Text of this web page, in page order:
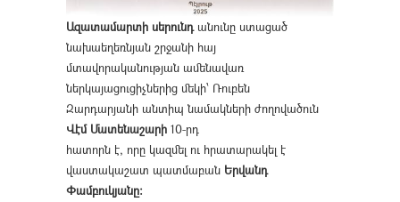
Ազատամարտի սերունդանունը ստացած
նախաեղեռնյան շրջանի հայ
մտավորականության ամենավառ
ներկայացուցիչներից մեկի՝ Ռուբեն
Զարդարյանի անտիպ նամակների ժողովածուն
Վէմ Մատենաշարի 10-րդ
հատորն է, որը կազմել ու հրատարակել է
վաստակաշատ պատմաբան Երվանդ
Փամբուկյանը։